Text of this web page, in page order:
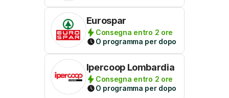
Eurospar
Consegna entro 2 ore
O programma per dopo
Ipercoop Lombardia
Consegna entro 2 ore
O programma per dopo